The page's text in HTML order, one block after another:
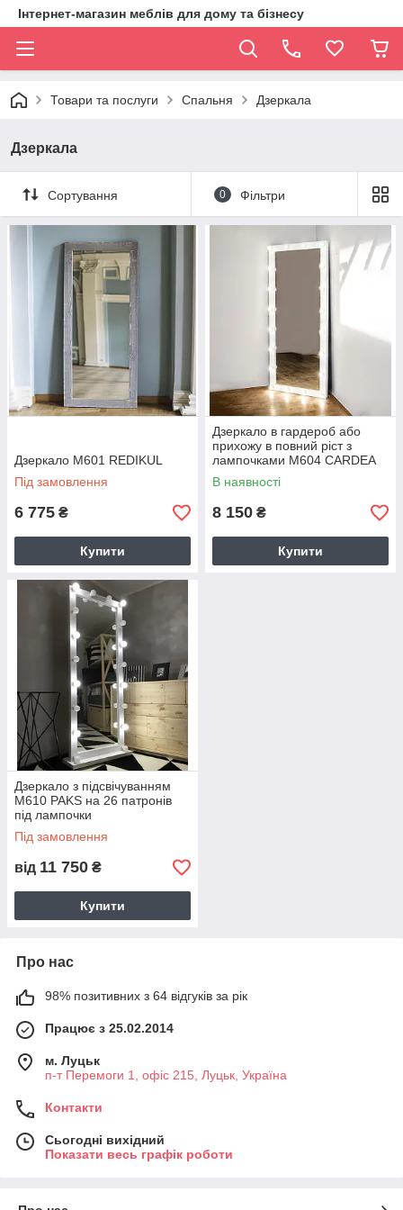
Інтернет-магазин меблів для дому та бізнесу
Товари та послуги Спальня Дзеркала
Дзеркала
Сортування 0 Фільтри
Дзеркало M601 REDIKUL
Під замовлення
6 775 ₴
Купити
Дзеркало в гардероб або
прихожу в повний ріст з
лампочками M604 CARDEA
В наявності
8 150 ₴
Купити
Дзеркало з підсвічуванням
M610 PAKS на 26 патронів
під лампочки
Під замовлення
від 11 750 ₴
Купити
Про нас
98% позитивних з 64 відгуків за рік
Працює з 25.02.2014
м. Луцьк
п-т Перемоги 1, офіс 215, Луцьк, Україна
Контакти
Сьогодні вихідний
Показати весь графік роботи